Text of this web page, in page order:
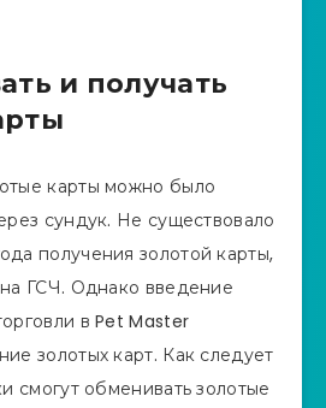
и получать
карты можно было
сундук. Не существовало
получения золотой карты,
ГСЧ. Однако введение
в Pet Master
золотых карт. Как следует
смогут обменивать золотые